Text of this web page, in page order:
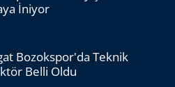
İniyor
Bozokspor'da Teknik
Belli Oldu